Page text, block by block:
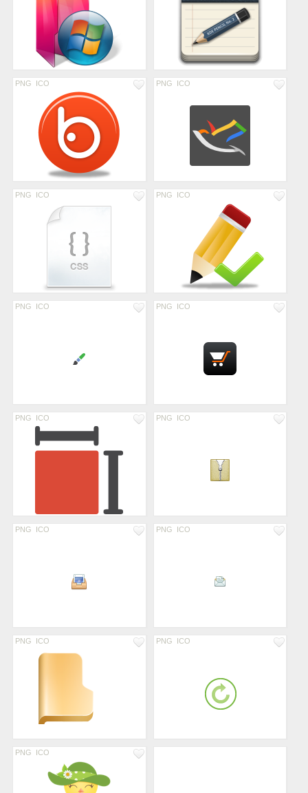
PNG ICO PNG ICO
PNG ICO PNG ICO
PNG ICO PNG ICO
PNG ICO PNG ICO
PNG ICO PNG ICO
PNG ICO PNG ICO
PNG ICO